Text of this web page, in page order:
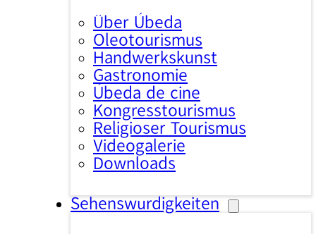
Über Úbeda
Oleotourismus
Handwerkskunst
Gastronomie
Úbeda de cine
Kongresstourismus
Religiöser Tourismus
Videogalerie
Downloads
Sehenswürdigkeiten